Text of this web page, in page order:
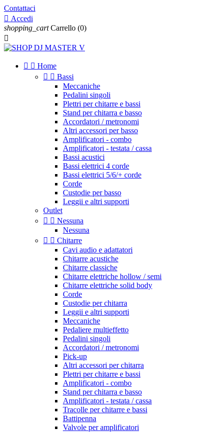
Contattaci
 Accedi
shopping_cart Carrello (0)

  Home
  Bassi
Meccaniche
Pedalini singoli
Plettri per chitarre e bassi
Stand per chitarra e basso
Accordatori / metronomi
Altri accessori per basso
Amplificatori - combo
Amplificatori - testata / cassa
Bassi acustici
Bassi elettrici 4 corde
Bassi elettrici 5/6/+ corde
Corde
Custodie per basso
Leggii e altri supporti
Outlet
  Nessuna
Nessuna
  Chitarre
Cavi audio e adattatori
Chitarre acustiche
Chitarre classiche
Chitarre elettriche hollow / semi
Chitarre elettriche solid body
Corde
Custodie per chitarra
Leggii e altri supporti
Meccaniche
Pedaliere multieffetto
Pedalini singoli
Accordatori / metronomi
Pick-up
Altri accessori per chitarra
Plettri per chitarre e bassi
Amplificatori - combo
Stand per chitarra e basso
Amplificatori - testata / cassa
Tracolle per chitarre e bassi
Battipenna
Valvole per amplificatori